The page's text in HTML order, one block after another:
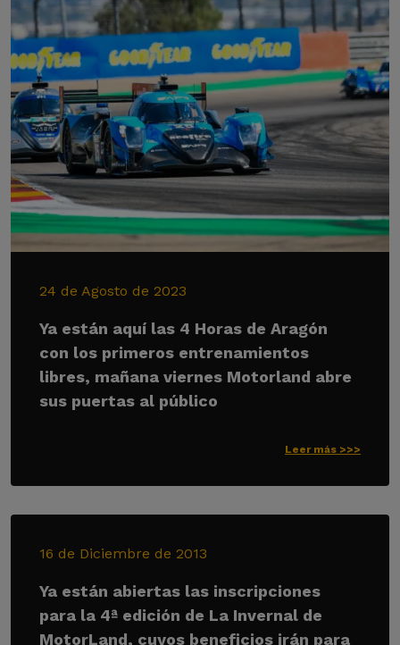
24 de Agosto de 2023
Ya están aquí las 4 Horas de Aragón
con los primeros entrenamientos
libres, mañana viernes Motorland abre
sus puertas al público
Leer más >>>
16 de Diciembre de 2013
Ya están abiertas las inscripciones
para la 4ª edición de La Invernal de
MotorLand, cuyos beneficios irán para